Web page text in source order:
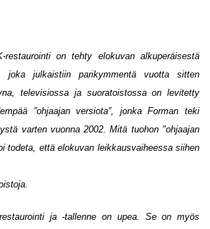
restaurointi on tehty elokuvan alkuperäisestä
joka julkaistiin parikymmentä vuotta sitten
televisiossa ja suoratoistossa on levitetty
”ohjaajan versiota”, jonka Forman teki
varten vuonna 2002. Mitä tuohon "ohjaajan
todeta, että elokuvan leikkausvaiheessa siihen
ja -tallenne on upea. Se on myös